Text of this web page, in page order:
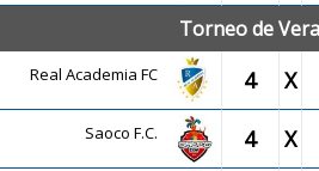
Torneo de
Real Academia FC 4 X
Saoco F.C. 4 X